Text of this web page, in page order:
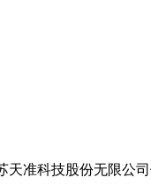
准科技股份无限公